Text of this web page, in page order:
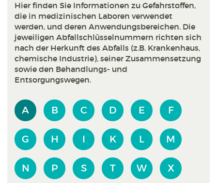
Hier finden Sie Informationen zu Gefahrstoffen,
die in medizinischen Laboren verwendet
werden, und deren Anwendungsbereichen. Die
jeweiligen Abfallschlüsselnummern richten sich
nach der Herkunft des Abfalls (z.B. Krankenhaus,
chemische Industrie), seiner Zusammensetzung
sowie den Behandlungs- und
Entsorgungswegen.
A B C D E F
G H I K L M
N P S T W X